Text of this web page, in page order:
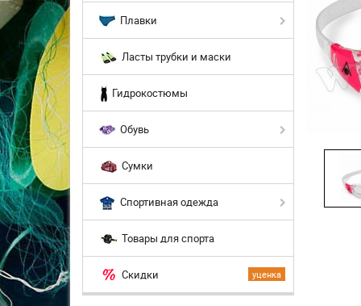
Плавки
Ласты трубки и маски
Гидрокостюмы
Обувь
Сумки
Спортивная одежда
Товары для спорта
уценка
Скидки